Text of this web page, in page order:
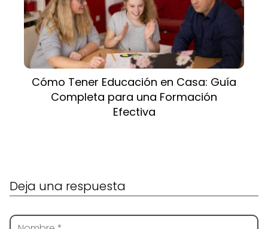
Cómo Tener Educación en Casa: Guía
Completa para una Formación
Efectiva
Deja una respuesta